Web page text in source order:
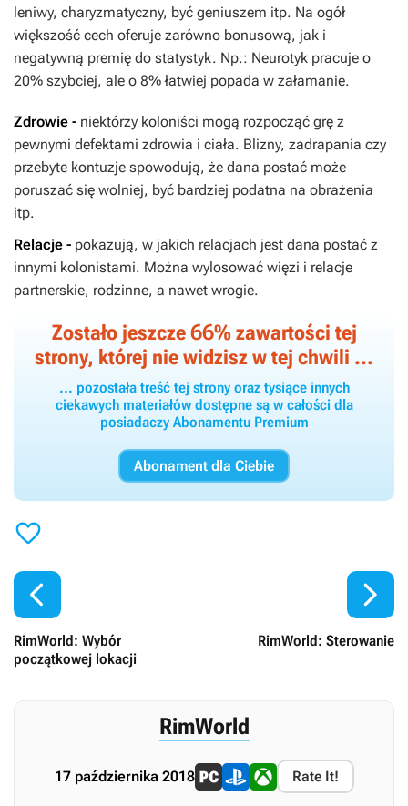
leniwy, charyzmatyczny, być geniuszem itp. Na ogół
większość cech oferuje zarówno bonusową, jak i
negatywną premię do statystyk. Np.: Neurotyk pracuje o
20% szybciej, ale o 8% łatwiej popada w załamanie.
Zdrowie - niektórzy koloniści mogą rozpocząć grę z
pewnymi defektami zdrowia i ciała. Blizny, zadrapania czy
przebyte kontuzje spowodują, że dana postać może
poruszać się wolniej, być bardziej podatna na obrażenia
itp.
Relacje - pokazują, w jakich relacjach jest dana postać z
innymi kolonistami. Można wylosować więzi i relacje
partnerskie, rodzinne, a nawet wrogie.
Zostało jeszcze66% zawartości tej
strony, której nie widzisz w tej chwili ...
... pozostała treść tej strony oraz tysiące innych
ciekawych materiałów dostępne są w całości dla
posiadaczy Abonamentu Premium
Abonament dla Ciebie


RimWorld: Wybór
początkowej lokacji
RimWorld: Sterowanie

RimWorld
17 października 2018 Rate It!